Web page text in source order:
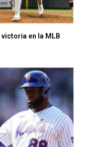
en la MLB